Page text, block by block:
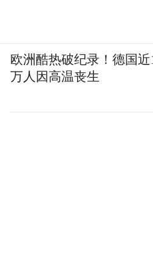
欧洲酷热破纪录！德国近
万人因高温丧生